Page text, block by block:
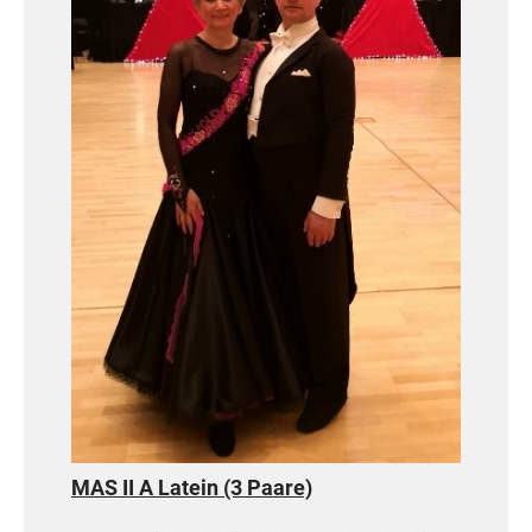
10.-11. Platz: Philipp Prüter / Skacy
Czekay (TSC Blau-Weiß Stralsund)
22.-23. Platz: Cedic Julian Thoß /
Johanna Noffz (TTC Allround
Rostock)
26. Platz: Jan Wiersbitzki / Lara
Siewert (TTC Allround Rostock)
HGR B Standard (68 Paare)
37.-38. Platz: Hannes Krakowski /
Finja Bahls (TSC Blau-Weiß
Stralsund)
HGR A Standard (32 Paare)
MAS II A Latein (3 Paare)